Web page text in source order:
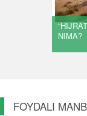
NIMA?
FOYDALI